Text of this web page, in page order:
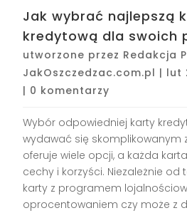
Jak wybrać najlepszą
kredytową dla swoich
utworzone przez Redakcja
JakOszczedzac.com.pl | lut
| 0 komentarzy
Wybór odpowiedniej karty
wydawać się skomplikowanym
oferuje wiele opcji, a każda
cechy i korzyści. Niezależnie od
karty z programem
oprocentowaniem czy może z